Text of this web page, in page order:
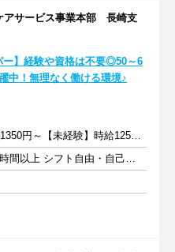
サービス事業本部 長崎支
ー】経験や資格は不要◎50～6
中！無理なく働ける環境♪
【経験者】時給1350円～【未経験】時給1250円～ ※交通費全額
週2日以上 1日4時間以上 シフト自由・自己申告